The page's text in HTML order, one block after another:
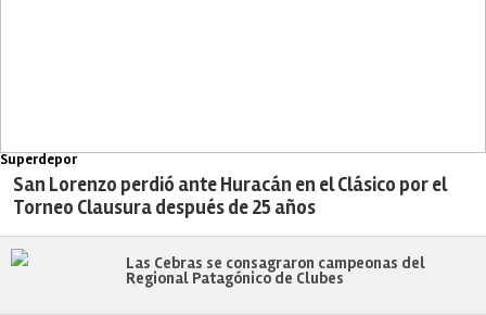
Superdepor
San Lorenzo perdió ante Huracán en el Clásico por el
Torneo Clausura después de 25 años
Las Cebras se consagraron campeonas del
Regional Patagónico de Clubes